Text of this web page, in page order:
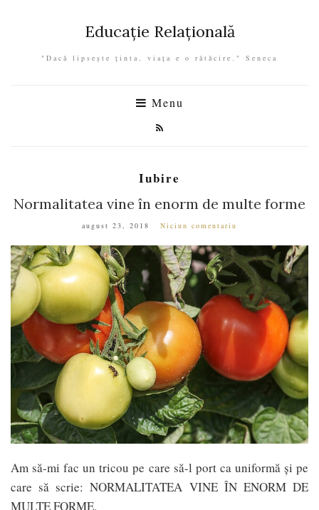
Educație Relațională
"Dacă lipseşte ţinta, viaţa e o rătăcire." Seneca
Menu
Iubire
Normalitatea vine în enorm de multe forme
august 23, 2018 Niciun comentariu
Am să-mi fac un tricou pe care să-l port ca uniformă și pe
care să scrie: NORMALITATEA VINE ÎN ENORM DE
MULTE FORME.